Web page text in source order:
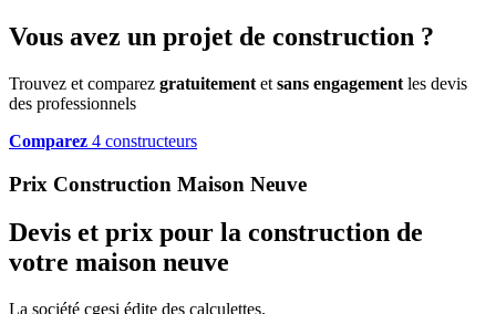
Vous avez un projet de construction ?
Trouvez et comparez gratuitement et sans engagement les devis
des professionnels
Comparez 4 constructeurs
Prix Construction Maison Neuve
Devis et prix pour la construction de
votre maison neuve
La société cgesi édite des calculettes.